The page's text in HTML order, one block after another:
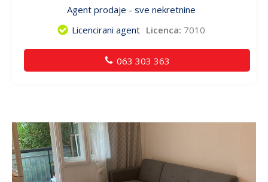
Agent prodaje - sve nekretnine
Licencirani agent Licenca: 7010
063 303 363